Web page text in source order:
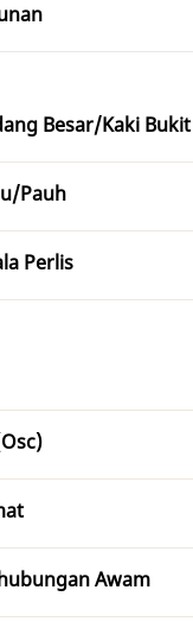
Besar/Kaki Bukit
Pauh
Perlis
Awam